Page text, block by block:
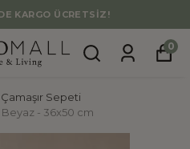
KARGO ÜCRETSİZ!
0
Çamaşır Sepeti
- 36x50 cm